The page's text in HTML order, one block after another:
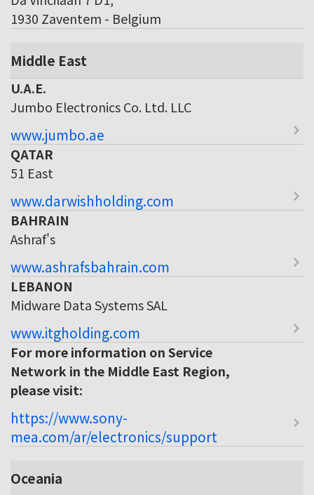
1930 Zaventem - Belgium
Middle East
U.A.E.
Jumbo Electronics Co. Ltd. LLC
www.jumbo.ae
QATAR
51 East
www.darwishholding.com
BAHRAIN
Ashraf's
www.ashrafsbahrain.com
LEBANON
Midware Data Systems SAL
www.itgholding.com
For more information on Service
Network in the Middle East Region,
please visit:
https://www.sony-
mea.com/ar/electronics/support
Oceania